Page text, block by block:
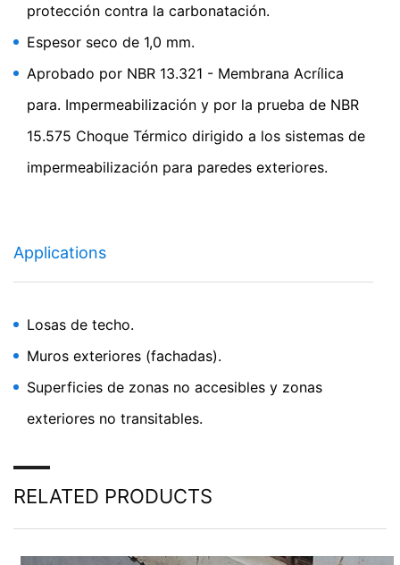
protección contra la carbonatación.
Espesor seco de 1,0 mm.
Aprobado por NBR 13.321 - Membrana Acrílica
para. Impermeabilización y por la prueba de NBR
15.575 Choque Térmico dirigido a los sistemas de
impermeabilización para paredes exteriores.
Applications
Losas de techo.
Muros exteriores (fachadas).
Superficies de zonas no accesibles y zonas
exteriores no transitables.
RELATED PRODUCTS